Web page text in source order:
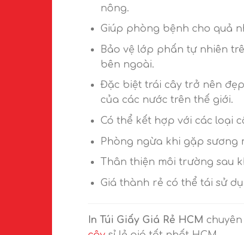
nông.
Giúp phòng bệnh cho quả
Bảo vệ lớp phấn tự nhiên
bên ngoài.
Đặc biệt trái cây trở nên
của các nước trên thế giới.
Có thể kết hợp với các loại
Phòng ngừa khi gặp sương
Thân thiện môi trường sau
Giá thành rẻ có thể tái sử
In Túi Giấy Giá Rẻ HCM